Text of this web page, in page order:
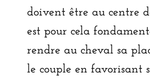
doivent être au centre
est pour cela
rendre au cheval sa
le couple en favorisant